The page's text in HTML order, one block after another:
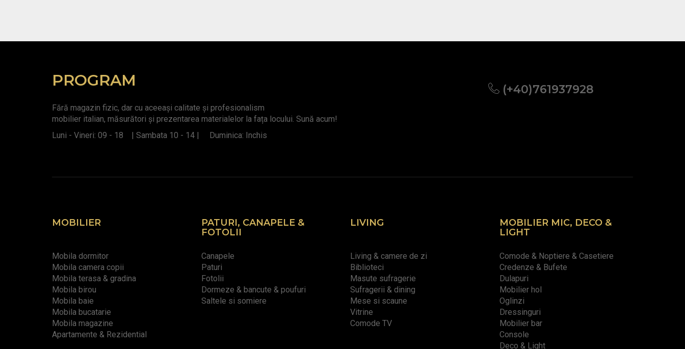
PROGRAM
Fără magazin fizic, dar cu aceeași calitate și profesionalism
mobilier italian, măsurători și prezentarea materialelor la fața locului. Sună acum!
Luni - Vineri: 09 - 18 | Sambata 10 - 14 | Duminica: Inchis
(+40)761937928
MOBILIER
Mobila dormitor
Mobila camera copii
Mobila terasa & gradina
Mobila birou
Mobila baie
Mobila bucatarie
Mobila magazine
Apartamente & Rezidential
PATURI, CANAPELE &
FOTOLII
Canapele
Paturi
Fotolii
Dormeze & bancute & poufuri
Saltele si somiere
LIVING
Living & camere de zi
Biblioteci
Masute sufragerie
Sufragerii & dining
Mese si scaune
Vitrine
Comode TV
MOBILIER MIC, DECO &
LIGHT
Comode & Noptiere & Casetiere
Credenze & Bufete
Dulapuri
Mobilier hol
Oglinzi
Dressinguri
Mobilier bar
Console
Deco & Light